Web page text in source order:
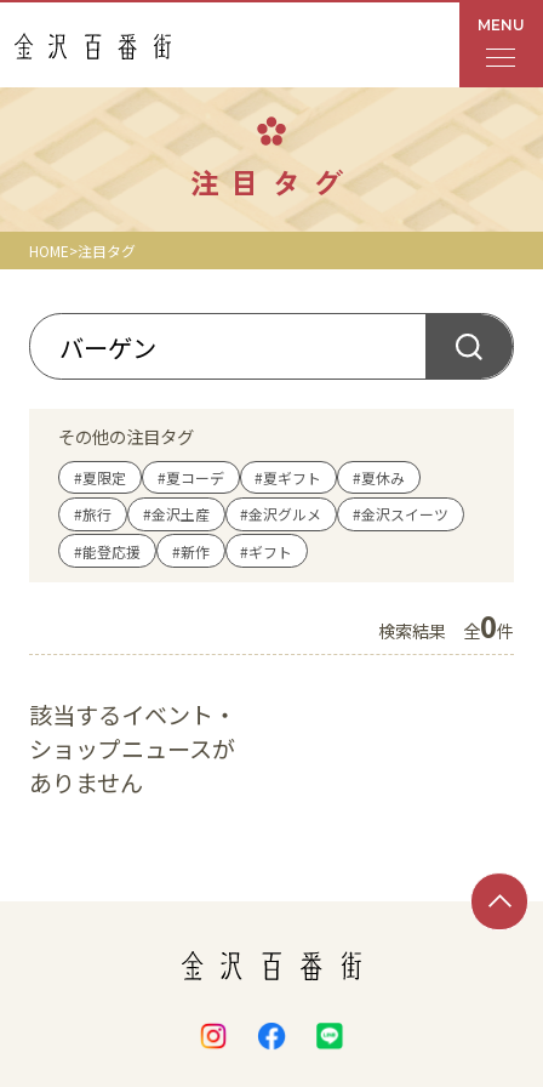
MENU
フロアガイド
あんと
Rinto
あんと西
レストラン・カフェ
ショップニュース
アクセス・パーキング
館内サービス
施設からのお知らせ
注目タグ
HOME 注目タグ
その他の注目タグ
#夏限定 #夏コーデ #夏ギフト
#夏休み
#旅行
#金沢土産 #金沢グルメ
#金沢スイーツ
#能登応援
#新作 #ギフト
検索結果 全0件
該当するイベント・
ショップニュースが
ありません